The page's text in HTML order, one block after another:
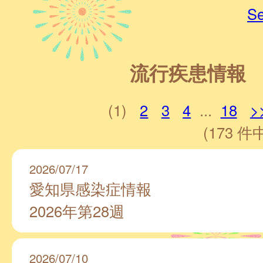
流行疾患情報
(1) 2 3 4 ... 18
(173 件
2026/07/17
愛知県感染症情報
2026年第28週
2026/07/10